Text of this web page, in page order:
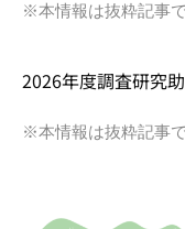
※本情報は抜粋記事
2026年度調査研究
※本情報は抜粋記事